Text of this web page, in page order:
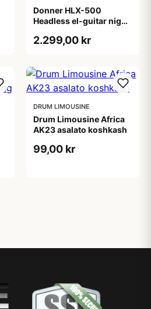
Donner HLX-500
Headless el-guitar night
2.299,00 kr
DRUM LIMOUSINE
Drum Limousine Africa
AK23 asalato koshkash
99,00 kr